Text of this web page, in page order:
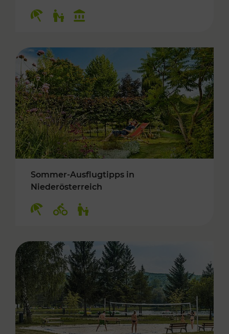
Sommer-Ausflugtipps in
Niederösterreich